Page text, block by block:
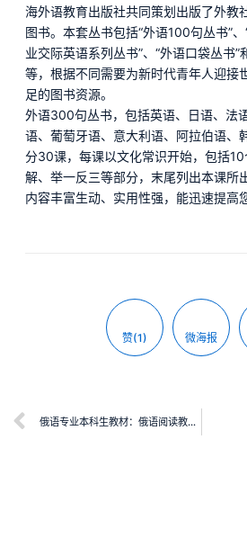
海外语教育出版社共同策划出版了外教
图书。本套丛书包括“外语100句丛书”
业交际英语系列丛书”、“外语口袋丛书”
等，根据不同需要为新时代青年人迎接
足的图书资源。
外语300句丛书，包括英语、日语、法
语、葡萄牙语、意大利语、阿拉伯语、
分30课，每课以文化常识开始，包括
解、举一反三等部分，末尾列出本课所
内容丰富生动、实用性强，能迅速提高
赞(1) 微海报
俄语专业本科生教材：俄语阅读教程 预备级